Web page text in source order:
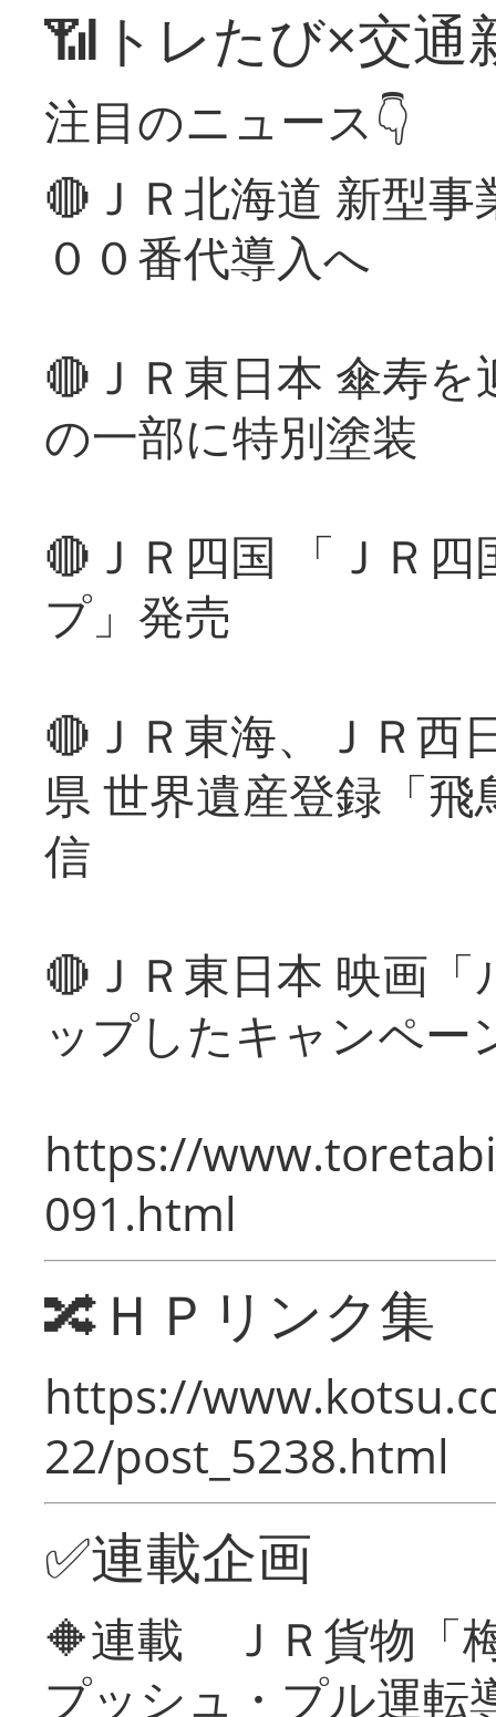
📶トレたび×交通
注目のニュース👇
🔴ＪＲ北海道 新型
００番代導入へ
🔴ＪＲ東日本 傘寿
の一部に特別塗装
🔴ＪＲ四国 「ＪＲ
プ」発売
🔴ＪＲ東海、ＪＲ西
県 世界遺産登録「
信
🔴ＪＲ東日本 映画
ップしたキャンペー
https://
091.html
🔀ＨＰリンク集
https://
22/post_5238.html
✅連載企画
🔶連載 ＪＲ貨物「
プッシュ・プル運転